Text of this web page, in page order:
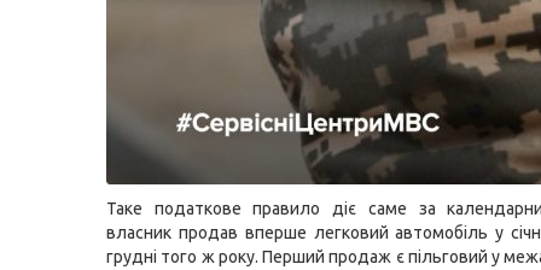
Таке податкове правило діє саме за
власник продав вперше легковий автомобіль у
грудні того ж року. Перший продаж є пільговий у